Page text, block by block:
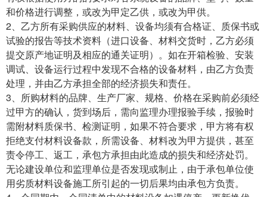
和价格进行调整，或改为甲定乙供，或改为甲供。
2、乙方所有采购供应的材料、设备均须有合格证、质保书或
试验的报告等技术资料（进口设备、材料交货时，乙方必须
提交原产地证明及相应的通关证明）。如在开箱检验、安装
调试、设备运行过程中发现不合格的设备材料，由乙方负责
处理，并由乙方承担全部的经济损失和责任。
3、所购材料的品牌、生产厂家、规格、价格在采购前必须经
过甲方的确认，货到场后，需向监理办理报验手续，报验时
需附材料质保书、检测证明，如果不符合要求，甲方将有权
拒绝支付材料设备款，所需设备、材料改为甲方提供，甚至
责令停工、返工，承包方承担由此造成的损失和经济处罚。
无论建设单位和监理单位是否发现或制止，由于承包单位使
用劣质材料设备施工所引起的一切后果均由承包方负责。